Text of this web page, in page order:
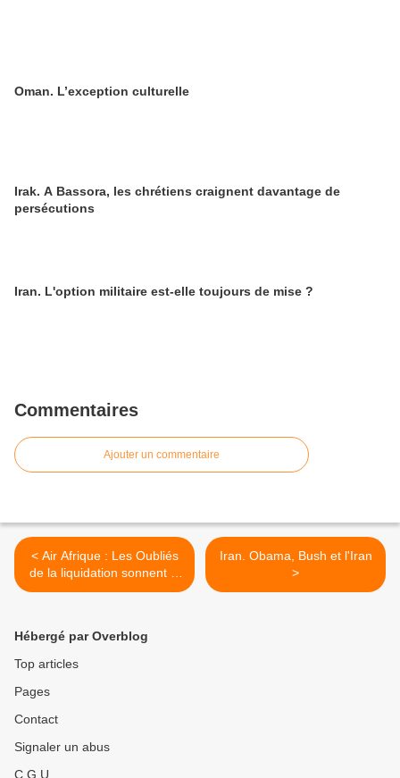
Oman. L’exception culturelle
Irak. A Bassora, les chrétiens craignent davantage de
persécutions
Iran. L'option militaire est-elle toujours de mise ?
Commentaires
Ajouter un commentaire
< Air Afrique : Les Oubliés
de la liquidation sonnent la
charge
Iran. Obama, Bush et l'Iran
>
Hébergé par Overblog
Top articles
Pages
Contact
Signaler un abus
C.G.U.